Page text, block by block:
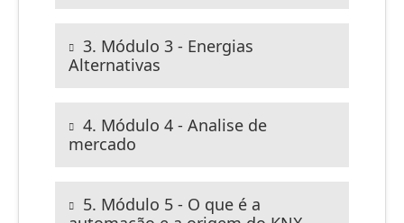
Aula 2 - Metrologia
Aula 3 – Física Básica
3. Módulo 3 - Energias
Alternativas
Brasileiro de Energia Solar
Aula 2 – Tipos de Energia Solar
Solar
4. Módulo 4 - Analise de
mercado
e no Mundo
5. Módulo 5 - O que é a